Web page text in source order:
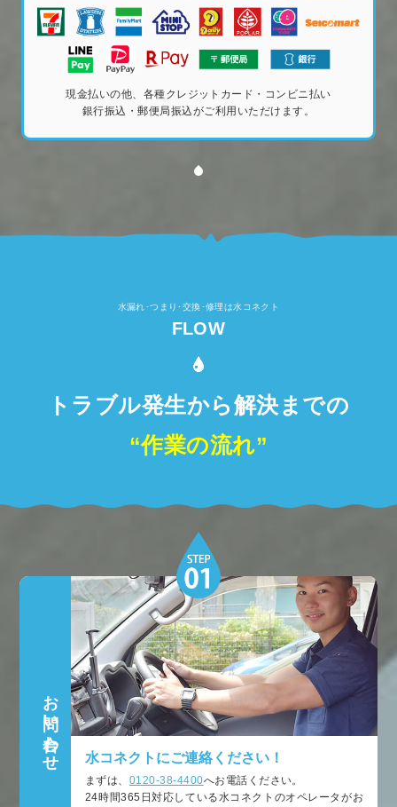
現金払いの他、各種クレジットカード・コンビニ払い
銀行振込・郵便局振込がご利用いただけます。
水漏れ･つまり･交換･修理は水コネクト
FLOW
トラブル発生から解決までの
“作業の流れ”
お問い合わせ 水コネクトにご連絡ください！
まずは、 0120-38-4400へお電話ください。
24時間365日対応している水コネクトのオペレータがお